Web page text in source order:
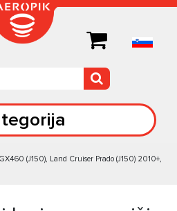
(J150), Land Cruiser Prado (J150) 2010+,